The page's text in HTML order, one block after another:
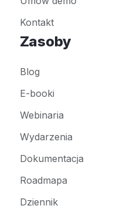
Kontakt
Zasoby
Blog
E-booki
Webinaria
Wydarzenia
Dokumentacja
Roadmapa
Dziennik